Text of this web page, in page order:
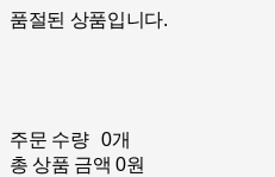
품절된 상품입니다.
주문 수량
0개
총 상품 금액 0원